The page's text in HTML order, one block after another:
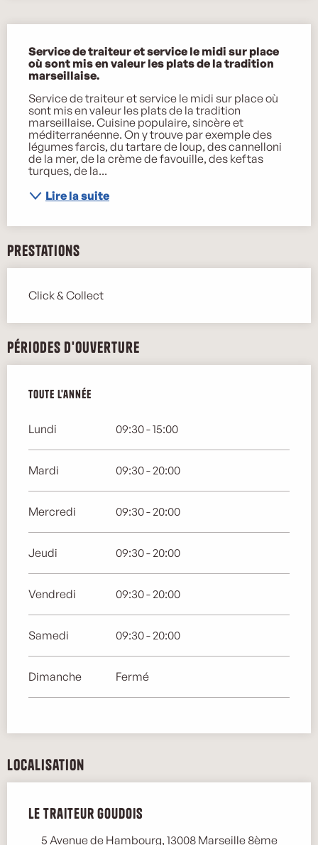
Service de traiteur et service le midi sur place
où sont mis en valeur les plats de la tradition
marseillaise.
Service de traiteur et service le midi sur place où
sont mis en valeur les plats de la tradition
marseillaise. Cuisine populaire, sincère et
méditerranéenne. On y trouve par exemple des
légumes farcis, du tartare de loup, des cannelloni
de la mer, de la crème de favouille, des keftas
turques, de la...
Lire la suite
Prestations
Click & Collect
Périodes d'ouverture
Toute l'année
Toute l'année
Lundi 09:30 - 15:00
Mardi 09:30 - 20:00
Mercredi 09:30 - 20:00
Jeudi 09:30 - 20:00
Vendredi 09:30 - 20:00
Samedi 09:30 - 20:00
Dimanche Fermé
Localisation
Le traiteur goudois
5 Avenue de Hambourg, 13008 Marseille 8ème